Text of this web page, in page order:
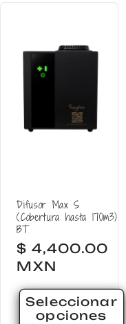
Difusor Max S
(Cobertura hasta 170m3)
BT
Precio
habitual
$ 4,400.00
MXN
Seleccionar
opciones